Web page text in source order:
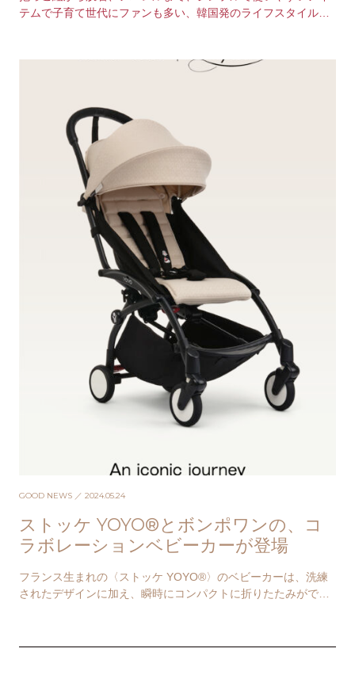
テムで子育て世代にファンも多い、韓国発のライフスタイルブ
GOOD NEWS ／ 2024.05.24
ストッケ YOYO®とボンポワンの、コ
ラボレーションベビーカーが登場
フランス生まれの〈ストッケ YOYO®〉のベビーカーは、洗練
されたデザインに加え、瞬時にコンパクトに折りたたみができ